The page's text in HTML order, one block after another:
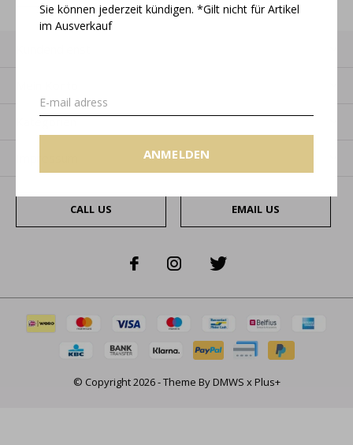
Sie können jederzeit kündigen. *Gilt nicht für Artikel
im Ausverkauf
ANMELDEN
CALL US EMAIL US
© Copyright2026- Theme ByDMWS xPlus+